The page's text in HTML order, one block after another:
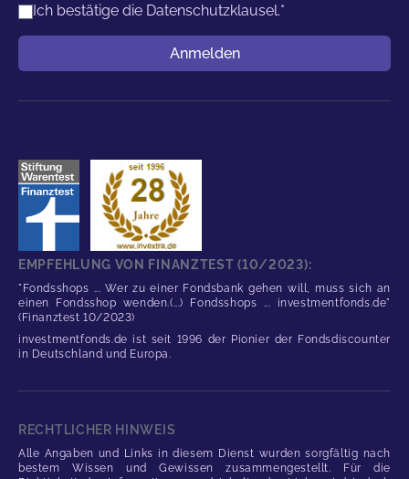
Ich bestätige die Datenschutzklausel.*
Anmelden
EMPFEHLUNG VON FINANZTEST (10/2023):
"Fondsshops ... Wer zu einer Fondsbank gehen will, muss sich an
einen Fondsshop wenden.(...) Fondsshops ... investmentfonds.de"
(Finanztest 10/2023)
investmentfonds.de ist seit 1996 der Pionier der Fondsdiscounter
in Deutschland und Europa.
RECHTLICHER HINWEIS
Alle Angaben und Links in diesem Dienst wurden sorgfältig nach
bestem Wissen und Gewissen zusammengestellt. Für die